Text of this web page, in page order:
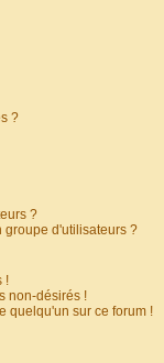
?
?
groupe d'utilisateurs ?
!
non-désirés !
quelqu'un sur ce forum !